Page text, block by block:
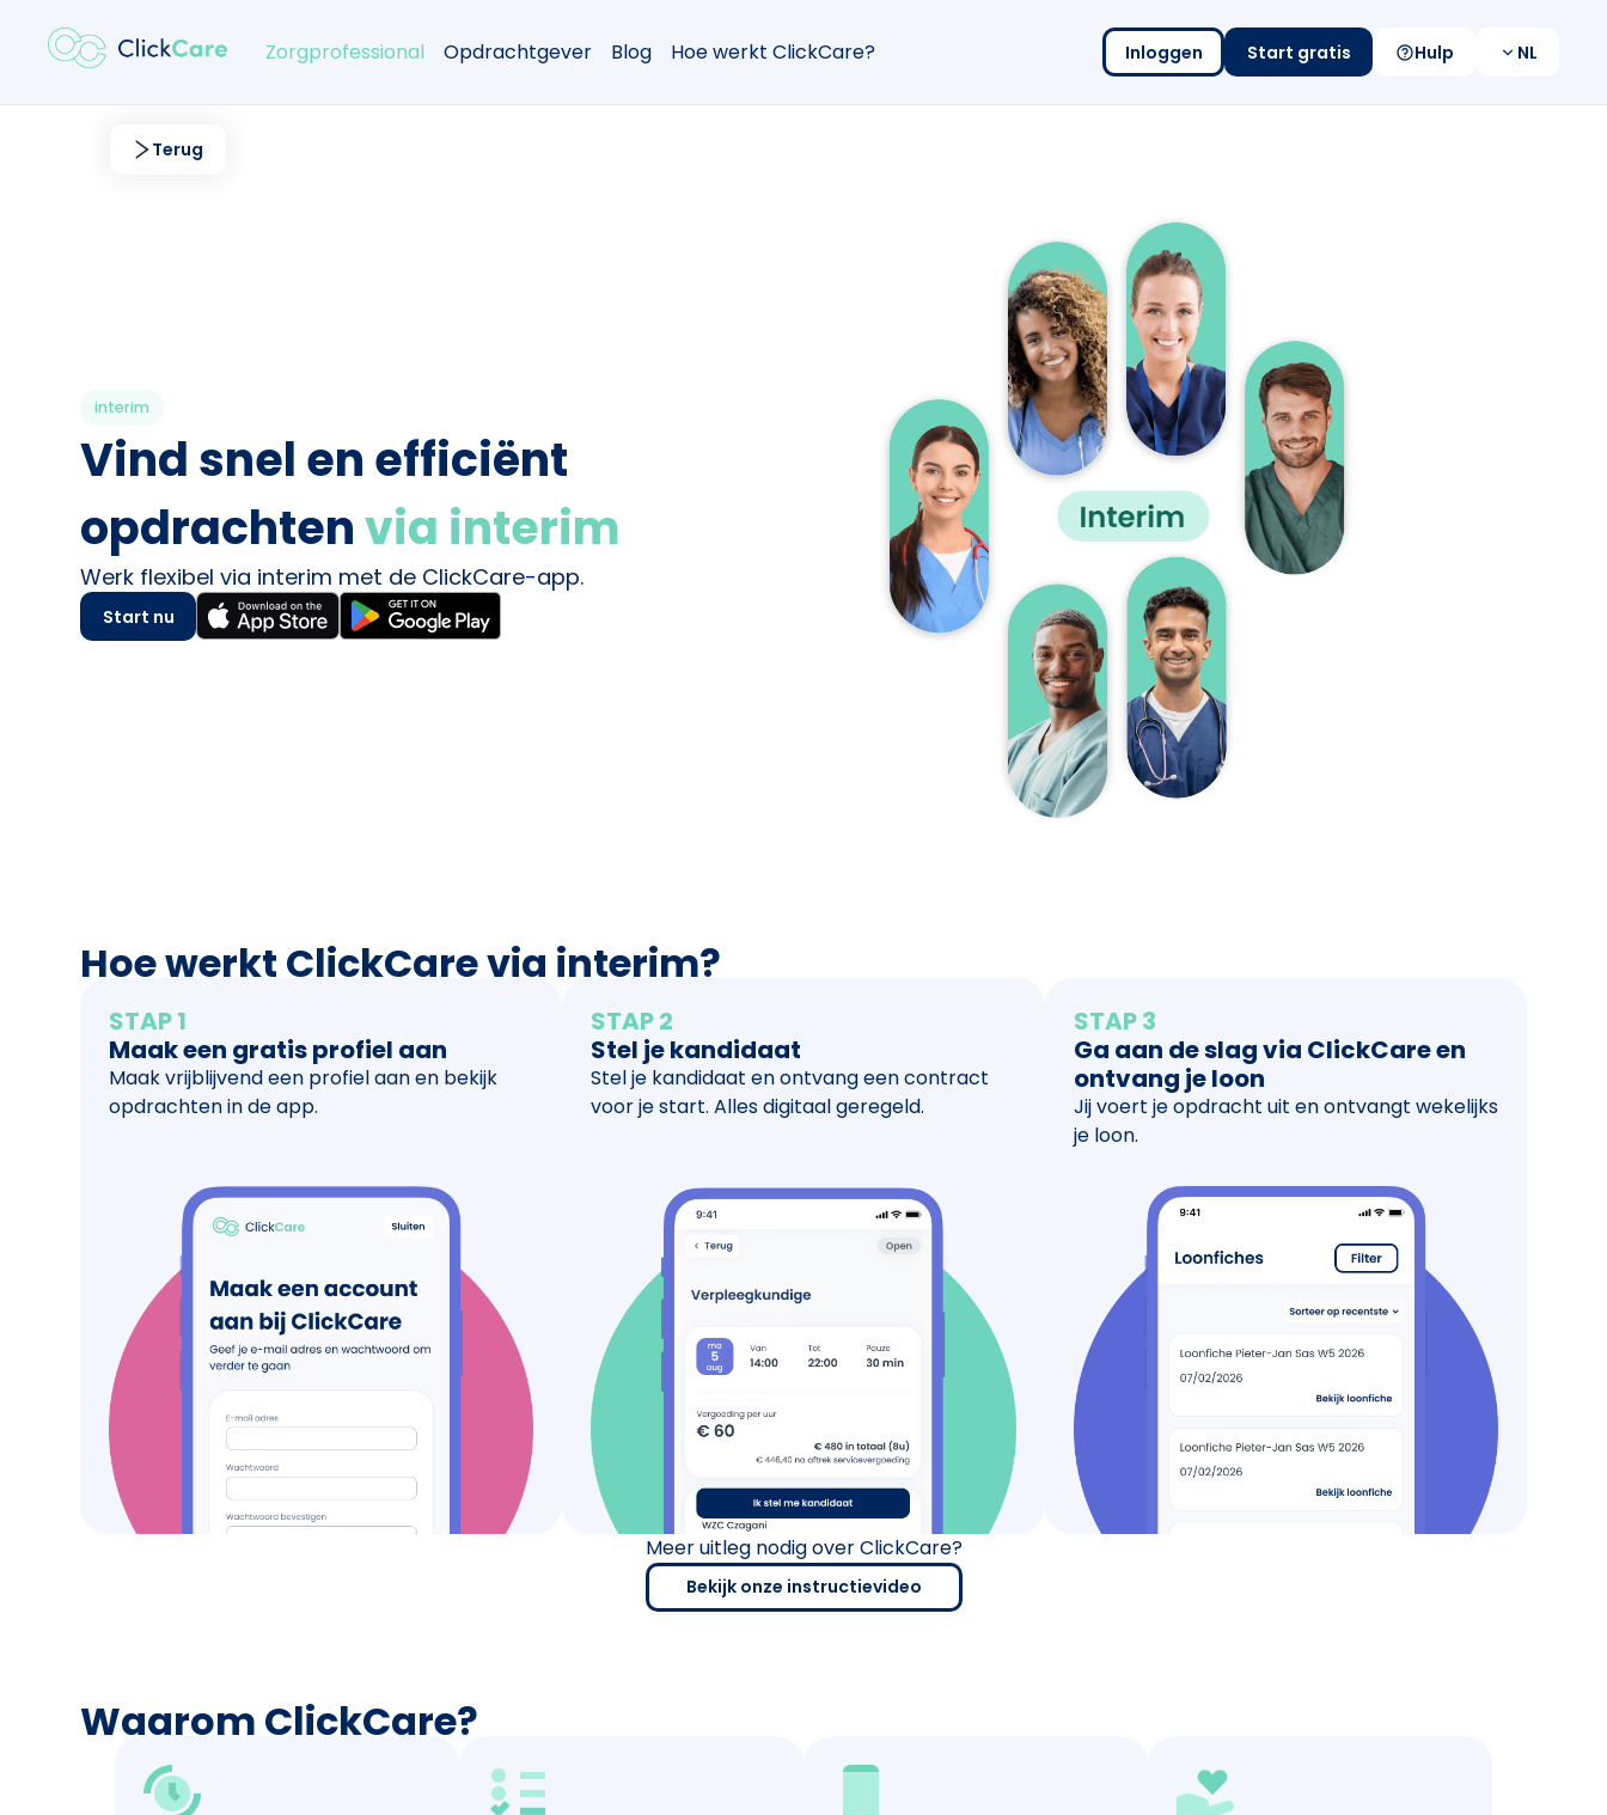
Zorgprofessional Opdrachtgever Blog Hoe werkt ClickCare? Inloggen Start gratis Hulp NL
Terug
interim
Vind snel en efficiënt
opdrachtenvia interim
Werk flexibel via interim met de ClickCare-app.
Start nu
Hoe werkt ClickCare via interim?
STAP 1
Maak een gratis profiel aan
Maak vrijblijvend een profiel aan en bekijk
opdrachten in de app.
STAP 2
Stel je kandidaat
Stel je kandidaat en ontvang een contract
voor je start. Alles digitaal geregeld.
STAP 3
Ga aan de slag via ClickCare en
ontvang je loon
Jij voert je opdracht uit en ontvangt wekelijks
je loon.
Meer uitleg nodig over ClickCare?
Bekijk onze instructievideo
Waarom ClickCare?